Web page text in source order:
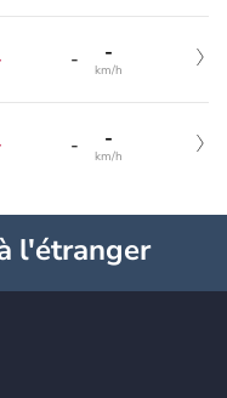
- -
km/h
- -
km/h
l'étranger